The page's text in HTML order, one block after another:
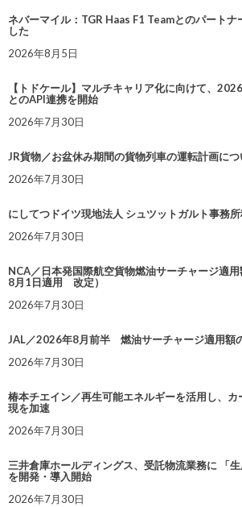
ネバーマイル：TGR Haas F1 Teamとのパートナ
した
2026年8月5日
【トドケール】マルチキャリア化に向けて、
とのAPI連携を開始
2026年7月30日
JR貨物／お盆休み期間の貨物列車の運転計画につ
2026年7月30日
にしてつドイツ現地法人 シュツットガルト事務
2026年7月30日
NCA／日本発国際航空貨物燃油サーチャージ適
8月1日適用 改定）
2026年7月30日
JAL／2026年8月前半 燃油サーチャージ適用額
2026年7月30日
椿本チエイン／再生可能エネルギーを活用し、
現を加速
2026年7月30日
三井倉庫ホールディングス、受託物流業務に 「生
を開発・導入開始
2026年7月30日